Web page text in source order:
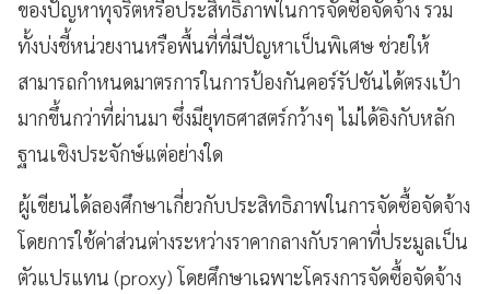
ของปัญหาทุจริตหรือประสิทธิภาพในการจัดซื้อจัดจ้าง รวม
ทั้งบ่งชี้หน่วยงานหรือพื้นที่ที่มีปัญหาเป็นพิเศษ ช่วยให้
สามารถกำหนดมาตรการในการป้องกันคอร์รัปชันได้ตรงเป้า
มากขึ้นกว่าที่ผ่านมา ซึ่งมียุทธศาสตร์กว้างๆ ไม่ได้อิงกับหลัก
ฐานเชิงประจักษ์แต่อย่างใด
ผู้เขียนได้ลองศึกษาเกี่ยวกับประสิทธิภาพในการจัดซื้อจัดจ้าง
โดยการใช้ค่าส่วนต่างระหว่างราคากลางกับราคาที่ประมูลเป็น
ตัวแปรแทน (proxy) โดยศึกษาเฉพาะโครงการจัดซื้อจัดจ้าง